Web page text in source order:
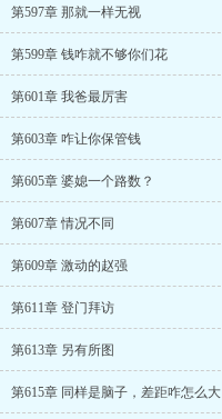
第597章 那就一样无视
第599章 钱咋就不够你们花
第601章 我爸最厉害
第603章 咋让你保管钱
第605章 婆媳一个路数？
第607章 情况不同
第609章 激动的赵强
第611章 登门拜访
第613章 另有所图
第615章 同样是脑子，差距咋怎么大